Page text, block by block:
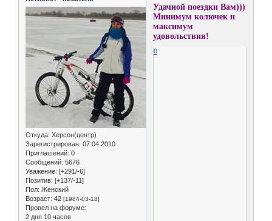
Откуда: Херсон(центр)
Зарегистрирован: 07.04.2010
Приглашений: 0
Сообщений: 5676
Уважение: [+291/-6]
Позитив: [+137/-11]
Пол: Женский
Возраст: 42 [1984-03-18]
Провел на форуме:
2 дня 10 часов
Удачной поездки Вам)))
Минимум колючек и
максимум
удовольствия!
0